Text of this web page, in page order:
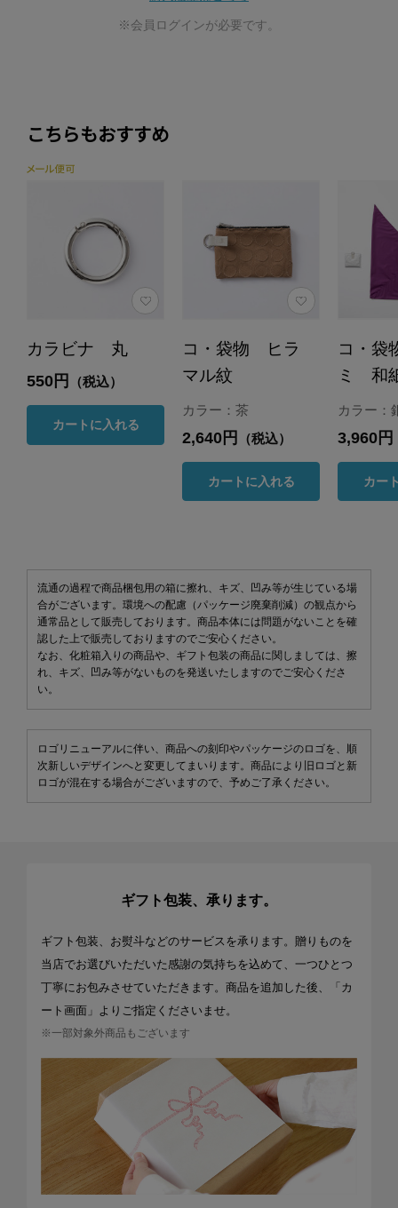
※会員ログインが必要です。
こちらもおすすめ
カラビナ 丸
550円 （税込）
カートに入れる
コ・袋物 ヒラ
マル紋
カラー：茶
2,640円 （税込）
カートに入れる
コ・
ミ 和
カラー：
3,960円
カー
流通の過程で商品梱包用の箱に擦れ、キズ、凹み等が生じている場
合がございます。環境への配慮（パッケージ廃棄削減）の観点から
通常品として販売しております。商品本体には問題がないことを確
認した上で販売しておりますのでご安心ください。
なお、化粧箱入りの商品や、ギフト包装の商品に関しましては、擦
れ、キズ、凹み等がないものを発送いたしますのでご安心くださ
い。
ロゴリニューアルに伴い、商品への刻印やパッケージのロゴを、順
次新しいデザインへと変更してまいります。商品により旧ロゴと新
ロゴが混在する場合がございますので、予めご了承ください。
ギフト包装、承ります。
ギフト包装、お熨斗などのサービスを承ります。贈りものを
当店でお選びいただいた感謝の気持ちを込めて、一つひとつ
丁寧にお包みさせていただきます。商品を追加した後、「カ
ート画面」よりご指定くださいませ。
※一部対象外商品もございます